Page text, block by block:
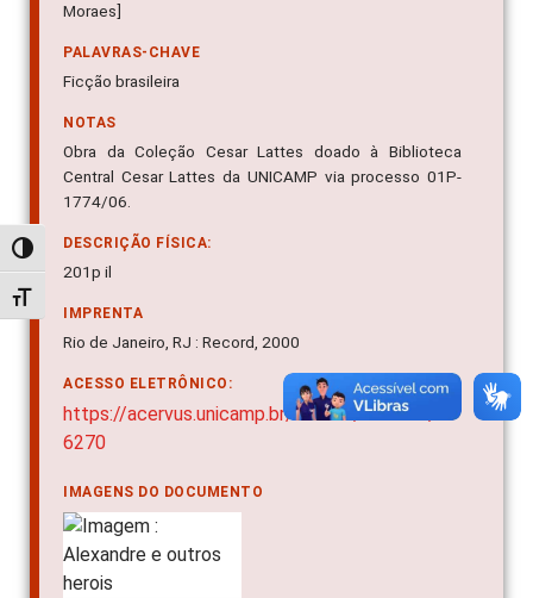
Alternar alto contraste
Alternar tamanho da fonte
Moraes]
PALAVRAS-CHAVE
Ficção brasileira
NOTAS
Obra da Coleção Cesar Lattes doado à Biblioteca
Central Cesar Lattes da UNICAMP via processo 01P-
1774/06.
DESCRIÇÃO FÍSICA:
201p il
IMPRENTA
Rio de Janeiro, RJ : Record, 2000
ACESSO ELETRÔNICO:
https://acervus.unicamp.br/Acervo/Detalhe/19
6270
IMAGENS DO DOCUMENTO